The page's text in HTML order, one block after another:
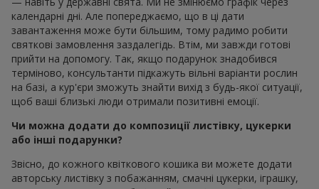
календарні дні. Але попереджаємо, що в ці дати
завантаження може бути більшим, тому радимо робити
святкові замовлення заздалегідь. Втім, ми завжди готові
прийти на допомогу. Так, якщо подарунок знадобився
терміново, консультанти підкажуть вільні варіанти рослин
на базі, а кур'єри зможуть знайти вихід з будь-якої ситуації,
щоб ваші близькі люди отримали позитивні емоції.
Чи можна додати до композиції листівку, цукерки
або інші подарунки?
Звісно, до кожного квіткового кошика ви можете додати
авторську листівку з побажанням, смачні цукерки, іграшку,